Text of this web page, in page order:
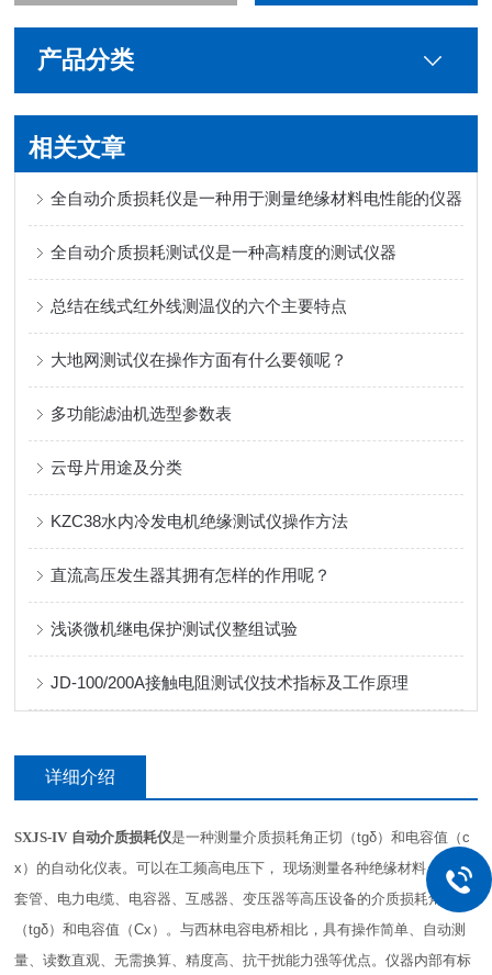
产品分类
相关文章
全自动介质损耗仪是一种用于测量绝缘材料电性能的仪器
全自动介质损耗测试仪是一种高精度的测试仪器
总结在线式红外线测温仪的六个主要特点
大地网测试仪在操作方面有什么要领呢？
多功能滤油机选型参数表
云母片用途及分类
KZC38水内冷发电机绝缘测试仪操作方法
直流高压发生器其拥有怎样的作用呢？
浅谈微机继电保护测试仪整组试验
JD-100/200A接触电阻测试仪技术指标及工作原理
详细介绍
SXJS-IV 自动介质损耗仪是一种测量介质损耗角正切（tgδ）和电容值（c
x）的自动化仪表。可以在工频高电压下， 现场测量各种绝缘材料、绝缘
套管、电力电缆、电容器、互感器、变压器等高压设备的介质损耗角正切
（tgδ）和电容值（Cx）。与西林电容电桥相比，具有操作简单、自动测
量、读数直观、无需换算、精度高、抗干扰能力强等优点。仪器内部有标